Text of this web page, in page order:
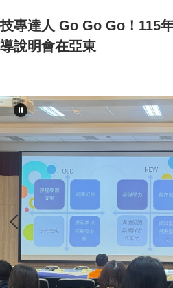
技專達人 Go Go Go！115
導說明會在亞東